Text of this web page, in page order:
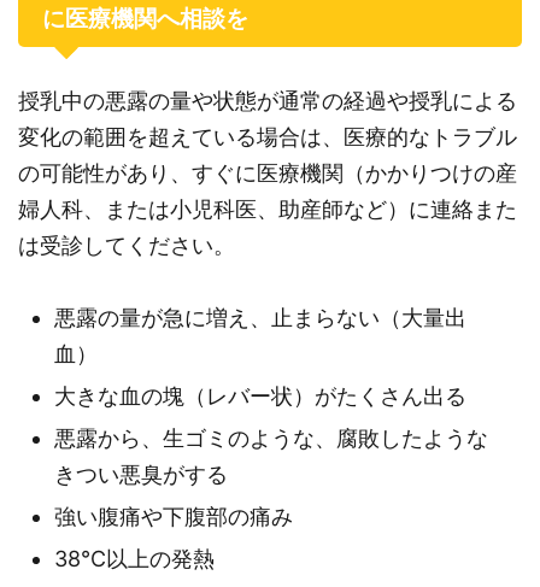
に医療機関へ相談を
授乳中の悪露の量や状態が通常の経過や授乳による
変化の範囲を超えている場合は、医療的なトラブル
の可能性があり、すぐに医療機関（かかりつけの産
婦人科、または小児科医、助産師など）に連絡また
は受診してください。
悪露の量が急に増え、止まらない（大量出
血）
大きな血の塊（レバー状）がたくさん出る
悪露から、生ゴミのような、腐敗したような
きつい悪臭がする
強い腹痛や下腹部の痛み
38℃以上の発熱